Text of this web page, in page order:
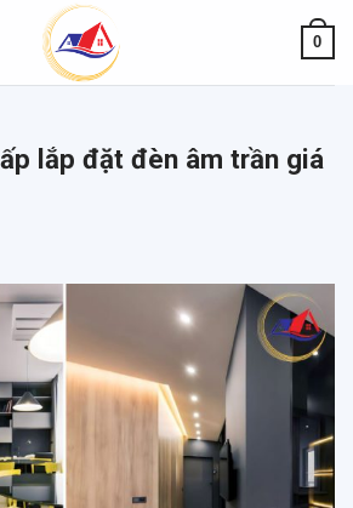
0
lắp đặt đèn âm trần giá